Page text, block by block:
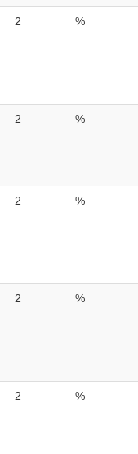
2 %
2 %
2 %
2 %
2 %